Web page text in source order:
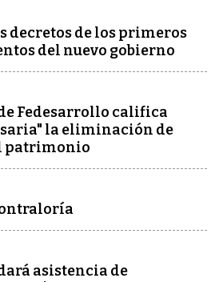
decretos de los primeros
del nuevo gobierno
Fedesarrollo califica
la eliminación de
patrimonio
asistencia de